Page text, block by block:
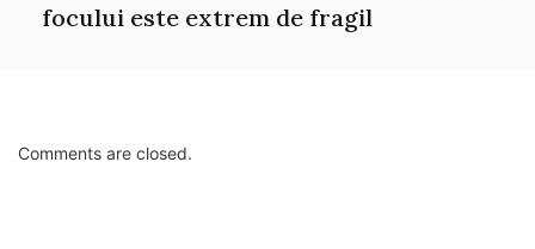
focului este extrem de fragil
Comments are closed.